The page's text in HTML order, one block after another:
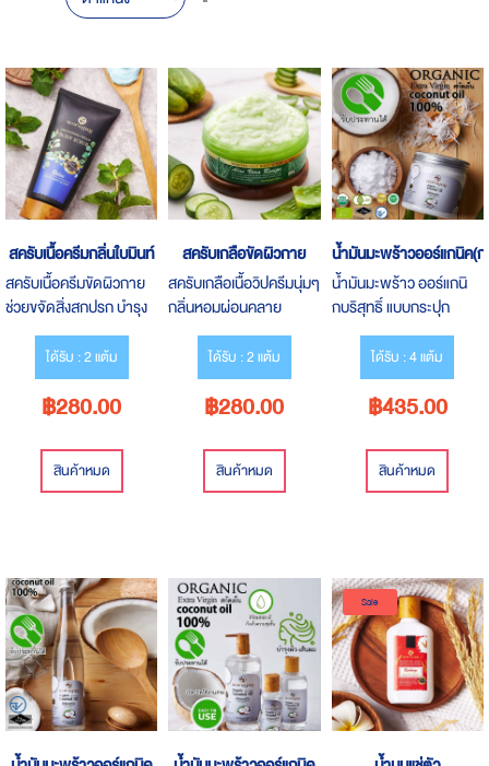
Direction
สครับเนื้อครีมกลิ่นใบมินท์
สครับเนื้อครีมขัดผิวกาย
ช่วยขจัดสิ่งสกปรก บำรุง
ผิวให้เนียนนุ่มชุ่มชื้นอีก
ด้วย ผิวสวยสุขภาพดี
ปราศจากสาร SLS และ
PARABEN
ได้รับ : 2 แต้ม
฿280.00
สินค้าหมด
สครับเกลือขัดผิวกาย
สครับเกลือเนื้อวิปครีมนุ่มๆ
กลิ่นหอมผ่อนคลาย
สบายๆ จากกลิ่นแตงกวา
และอโรเวลล่า ดูแลผิวให้สะ
อาดเนียนๆ และผลัดเซลล์
ผิวใหม่ที่สดใสน่าสัมผัส
ได้รับ : 2 แต้ม
฿280.00
สินค้าหมด
น้ำมันมะพร้าวออร์แกนิค(ก
น้ำมันมะพร้าว ออร์แกนิ
กบริสุทธิ์ แบบกระปุก
พลาสติก ตักใช้ง่าย
ได้รับ : 4 แต้ม
฿435.00
สินค้าหมด
Sale